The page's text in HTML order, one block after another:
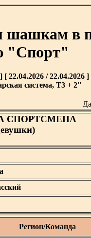
шашкам в
"Спорт"
/ 22.04.2026 ]
система, T3 + 2''
СПОРТСМЕНА
Регион/Команда